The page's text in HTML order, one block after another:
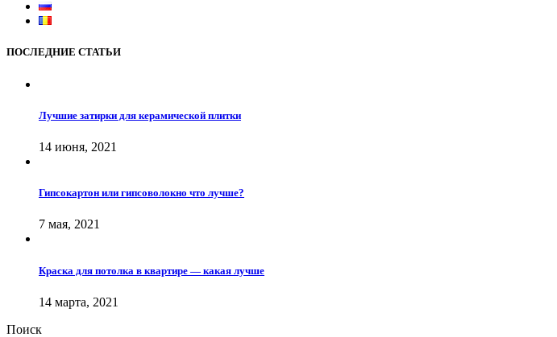
ПОСЛЕДНИЕ СТАТЬИ
Лучшие затирки для керамической плитки
14 июня, 2021
Гипсокартон или гипсоволокно что лучше?
7 мая, 2021
Краска для потолка в квартире — какая лучше
14 марта, 2021
Поиск